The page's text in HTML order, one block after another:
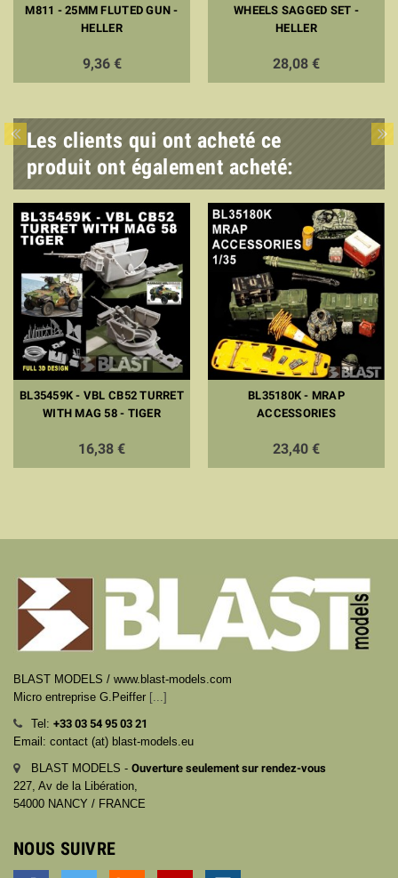
M811 - 25MM FLUTED GUN -
HELLER
9,36 €
WHEELS SAGGED SET -
HELLER
28,08 €
Les clients qui ont acheté ce
produit ont également acheté:
BL35459K - VBL CB52 TURRET
WITH MAG 58 - TIGER
16,38 €
BL35180K - MRAP
ACCESSORIES
23,40 €
BLAST MODELS / www.blast-models.com
Micro entreprise G.Peiffer [...]
Tel: +33 03 54 95 03 21
Email: contact (at) blast-models.eu
BLAST MODELS - Ouverture seulement sur rendez-vous
227, Av de la Libération,
54000 NANCY / FRANCE
NOUS SUIVRE